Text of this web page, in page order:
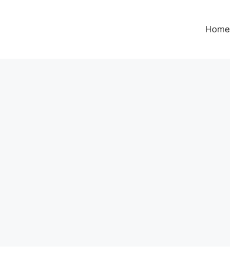
Home